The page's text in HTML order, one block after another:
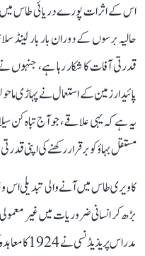
اس کے اثرات پورے دریائی طاس میں
حالیہ برسوں کے دوران بار بار لینڈ
قدرتی آفات کا شکار رہا ہے، جنہوں
پائیدار زمین کے استعمال نے پہاڑی
یہ ہے کہ یہی علاقے، جو آج تباہ کن
مستقل بہاؤ کو برقرار رکھنے کی اپنی
کاویری طاس میں آنے والی تبدیلی
بڑھ کر انسانی ضروریات میں غیر
مدراس